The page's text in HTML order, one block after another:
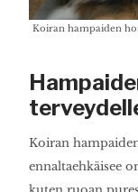
Koiran hampaiden
Koiran
ennaltaehkäisee